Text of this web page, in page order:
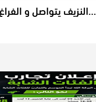
يتواصل و